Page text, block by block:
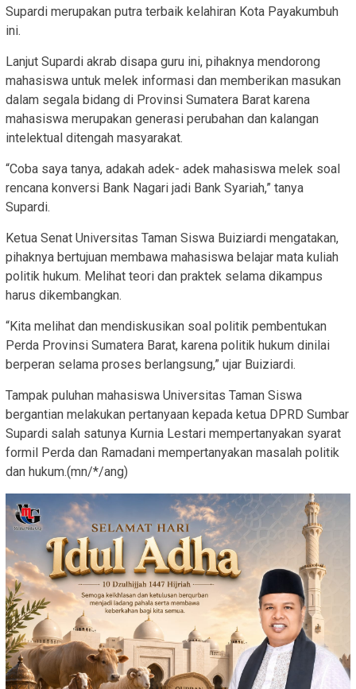
Supardi merupakan putra terbaik kelahiran Kota Payakumbuh
ini.
Lanjut Supardi akrab disapa guru ini, pihaknya mendorong
mahasiswa untuk melek informasi dan memberikan masukan
dalam segala bidang di Provinsi Sumatera Barat karena
mahasiswa merupakan generasi perubahan dan kalangan
intelektual ditengah masyarakat.
“Coba saya tanya, adakah adek- adek mahasiswa melek soal
rencana konversi Bank Nagari jadi Bank Syariah,” tanya
Supardi.
Ketua Senat Universitas Taman Siswa Buiziardi mengatakan,
pihaknya bertujuan membawa mahasiswa belajar mata kuliah
politik hukum. Melihat teori dan praktek selama dikampus
harus dikembangkan.
“Kita melihat dan mendiskusikan soal politik pembentukan
Perda Provinsi Sumatera Barat, karena politik hukum dinilai
berperan selama proses berlangsung,” ujar Buiziardi.
Tampak puluhan mahasiswa Universitas Taman Siswa
bergantian melakukan pertanyaan kepada ketua DPRD Sumbar
Supardi salah satunya Kurnia Lestari mempertanyakan syarat
formil Perda dan Ramadani mempertanyakan masalah politik
dan hukum.(mn/*/ang)